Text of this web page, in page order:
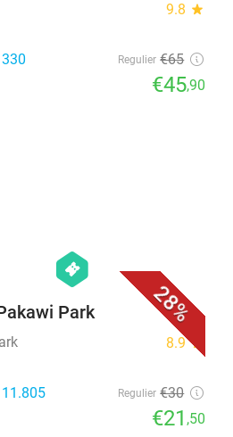
9.8 star
Regulier €65
€45,90
28%
hexagon
events
Park
8.9star
Regulier €30
€21,50